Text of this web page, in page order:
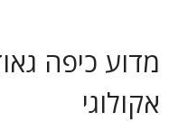
מדוע כיפה
אקולוגי